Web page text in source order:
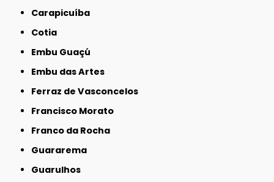
Carapicuíba
Cotia
Embu Guaçú
Embu das Artes
Ferraz de Vasconcelos
Francisco Morato
Franco da Rocha
Guararema
Guarulhos